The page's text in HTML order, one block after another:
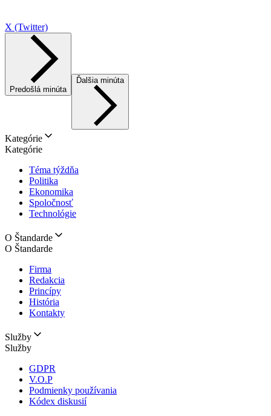
X (Twitter)
Predošlá minúta
Ďalšia minúta
Kategórie
Kategórie
Téma týždňa
Politika
Ekonomika
Spoločnosť
Technológie
O Štandarde
O Štandarde
Firma
Redakcia
Princípy
História
Kontakty
Služby
Služby
GDPR
V.O.P
Podmienky používania
Kódex diskusií